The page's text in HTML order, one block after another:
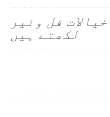
فل وئیر
لکھتے ہیں